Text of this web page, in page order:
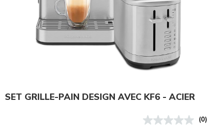
SET GRILLE-PAIN DESIGN AVEC KF6 - ACIER
(0)